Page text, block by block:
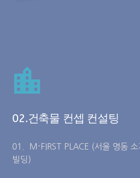
02.건축물 컨셉 컨설팅
01. M-FIRST PLACE (서울 명동 소
빌딩)